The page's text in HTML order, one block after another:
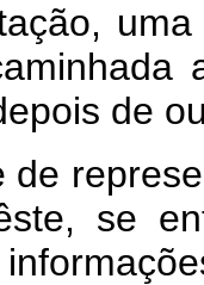
de
de
se